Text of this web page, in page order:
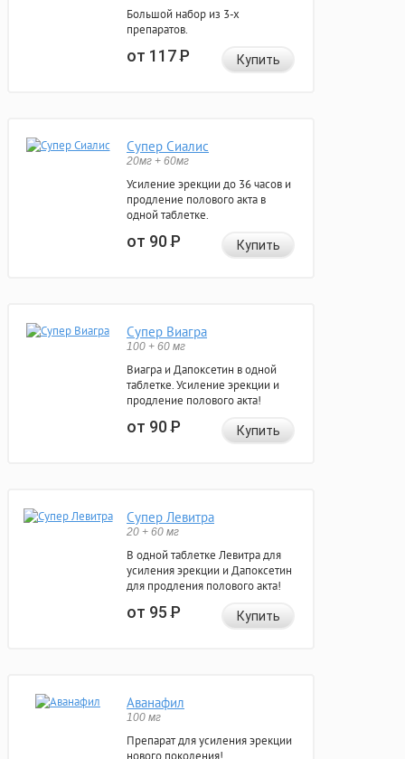
Большой набор из 3-х
препаратов.
от 117Р Купить
Супер Сиалис
20мг + 60мг
Усиление эрекции до 36 часов и
продление полового акта в
одной таблетке.
от 90Р Купить
Супер Виагра
100 + 60 мг
Виагра и Дапоксетин в одной
таблетке. Усиление эрекции и
продление полового акта!
от 90Р Купить
Супер Левитра
20 + 60 мг
В одной таблетке Левитра для
усиления эрекции и Дапоксетин
для продления полового акта!
от 95Р Купить
Аванафил
100 мг
Препарат для усиления эрекции